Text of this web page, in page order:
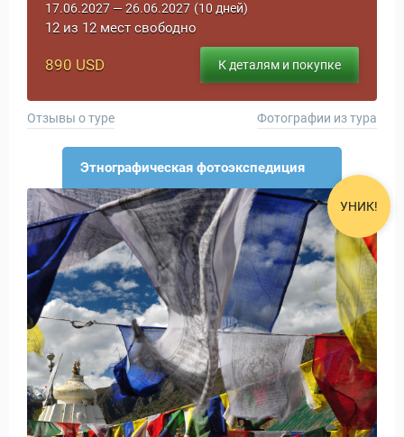
17.06.2027 — 26.06.2027 (10 дней)
12 из 12 мест свободно
890 USD К деталям и покупке
Отзывы о туре Фотографии из тура
Этнографическая фотоэкспедиция
УНИК!